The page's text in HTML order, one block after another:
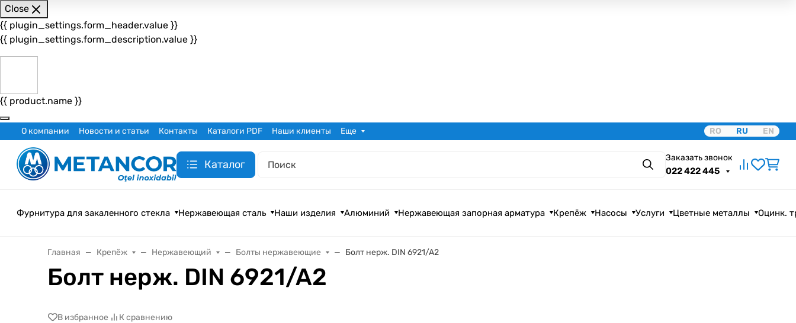
Close
{{ plugin_settings.form_header.value }}
{{ plugin_settings.form_description.value }}
{{ product.name }}
О компании Новости и статьи Контакты Каталоги PDF Наши клиенты Еще RO RU EN
Каталог Поиск
Заказать звонок
022 422 445
Фурнитура для закаленного стекла Нержавеющая сталь Наши изделия Алюминий Нержавеющая запорная арматура Крепёж Насосы Услуги Цветные металлы Оцинк.
Главная Крепёж Нержавеющий Болты нержавеющие Болт нерж. DIN 6921/A2
Болт нерж. DIN 6921/A2
В избранное К сравнению